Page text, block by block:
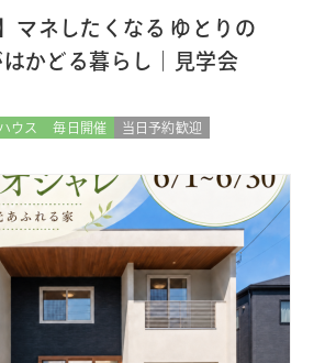
マネしたくなる ゆとりの
かどる暮らし｜見学会
ウス 毎日開催 当日予約歓迎